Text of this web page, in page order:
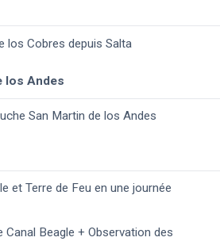
los Cobres depuis Salta
los Andes
San Martin de los Andes
et Terre de Feu en une journée
Canal Beagle + Observation des